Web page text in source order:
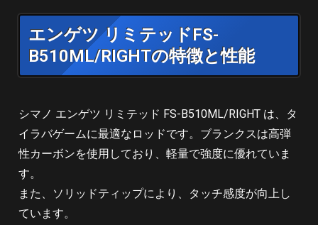
エンゲツ リミテッドFS-
B510ML/RIGHTの特徴と性能
シマノ エンゲツ リミテッド FS-B510ML/RIGHT は、タ
イラバゲームに最適なロッドです。ブランクスは高弾
性カーボンを使用しており、軽量で強度に優れていま
す。
また、ソリッドティップにより、タッチ感度が向上し
ています。